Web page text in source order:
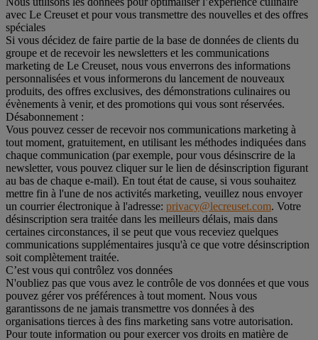
avec Le Creuset et pour vous transmettre des nouvelles et des offres
spéciales
Si vous décidez de faire partie de la base de données de clients du
groupe et de recevoir les newsletters et les communications
marketing de Le Creuset, nous vous enverrons des informations
personnalisées et vous informerons du lancement de nouveaux
produits, des offres exclusives, des démonstrations culinaires ou
évènements à venir, et des promotions qui vous sont réservées.
Désabonnement :
Vous pouvez cesser de recevoir nos communications marketing à
tout moment, gratuitement, en utilisant les méthodes indiquées dans
chaque communication (par exemple, pour vous désinscrire de la
newsletter, vous pouvez cliquer sur le lien de désinscription figurant
au bas de chaque e-mail). En tout état de cause, si vous souhaitez
mettre fin à l'une de nos activités marketing, veuillez nous envoyer
un courrier électronique à l'adresse: privacy@lecreuset.com. Votre
désinscription sera traitée dans les meilleurs délais, mais dans
certaines circonstances, il se peut que vous receviez quelques
communications supplémentaires jusqu'à ce que votre désinscription
soit complètement traitée.
C’est vous qui contrôlez vos données
N'oubliez pas que vous avez le contrôle de vos données et que vous
pouvez gérer vos préférences à tout moment. Nous vous
garantissons de ne jamais transmettre vos données à des
organisations tierces à des fins marketing sans votre autorisation.
Pour toute information ou pour exercer vos droits en matière de